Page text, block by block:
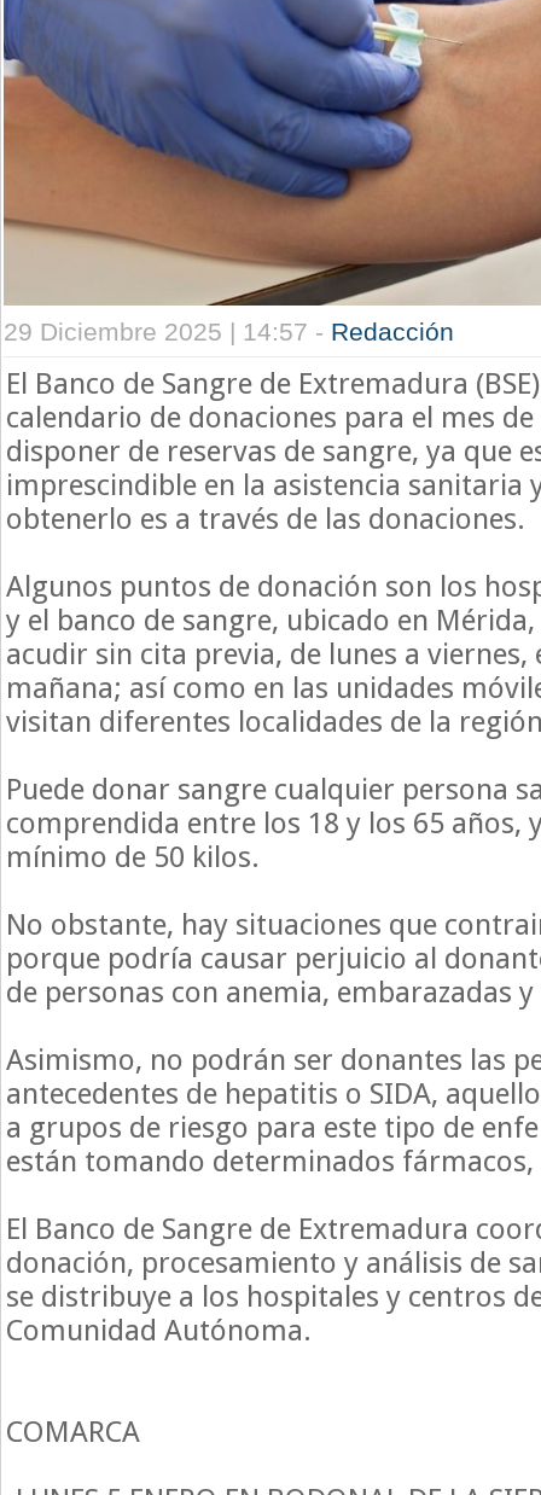
29 Diciembre 2025 | 14:57 - Redacción
El Banco de Sangre de Extremadura
calendario de donaciones para el mes
disponer de reservas de sangre, ya que
imprescindible en la asistencia sanitaria
obtenerlo es a través de las donaciones.
Algunos puntos de donación son los
y el banco de sangre, ubicado en
acudir sin cita previa, de lunes a
mañana; así como en las unidades
visitan diferentes localidades de la
Puede donar sangre cualquier persona
comprendida entre los 18 y los 65 años,
mínimo de 50 kilos.
No obstante, hay situaciones que
porque podría causar perjuicio al
de personas con anemia, embarazadas
Asimismo, no podrán ser donantes las
antecedentes de hepatitis o SIDA,
a grupos de riesgo para este tipo de
están tomando determinados
El Banco de Sangre de Extremadura
donación, procesamiento y análisis de
se distribuye a los hospitales y centros
Comunidad Autónoma.
COMARCA